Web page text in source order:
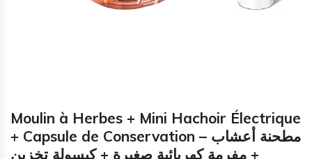
Moulin à Herbes + Mini Hachoir Électrique
+ Capsule de Conservation – مطحنة أعشاب
+ مفرمة كهربائية صغيرة + كبسولة تخزين